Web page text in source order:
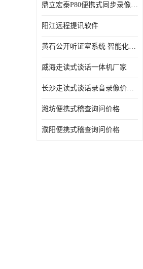
鼎立宏泰P80便携式同步录像设备支持双光驱加硬盘同步实时刻录哈希值加密画面合成远程指挥电子笔录温湿度音视频采集视频显示等功能于一体的移动办案终端
阳江远程提讯软件
黄石公开听证室系统 智能化水平
威海走读式谈话一体机厂家
长沙走读式谈话录音录像价格 高清录屏模式
潍坊便携式稽查询问价格
濮阳便携式稽查询问价格